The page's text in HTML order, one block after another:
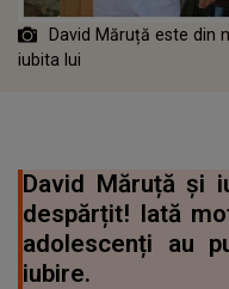
David Măruță este din
iubita lui
David Măruță și
despărțit! Iată
adolescenți au
iubire.